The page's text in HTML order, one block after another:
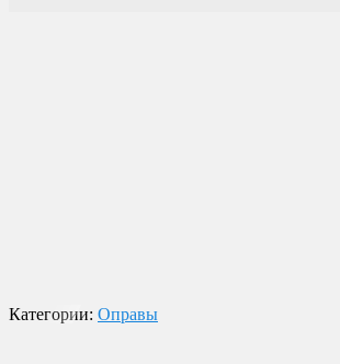
Категории: Оправы